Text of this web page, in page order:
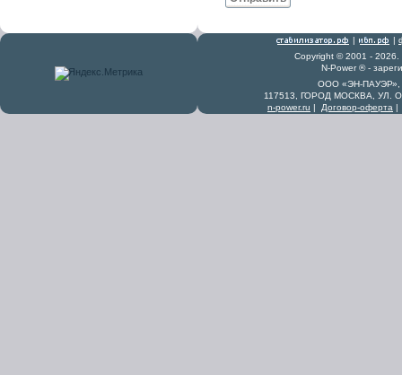
| |
Copyright © 2001 -
N-Power ® -
ООО «ЭН-ПАУЭР»,
117513, ГОРОД МОСКВА, УЛ.
n-power.ru | Договор-оферта